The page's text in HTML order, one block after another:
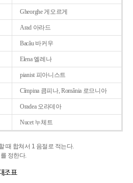
Gheorghe 게오르게
Arad 아라드
Bacǎu 바커우
Elena 엘레나
pianist 피아니스트
Cîmpina 큼피나, România 로므니아
Oradea 오라데아
Nucet 누체트
때 합쳐서 1 음절로 적는다.
정한다.
조표